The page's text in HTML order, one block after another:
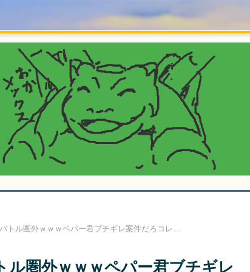
トル圏外ｗｗｗペパー君ブチギレ案件だろコレ…
ル圏外ｗｗｗペパー君ブチギレ